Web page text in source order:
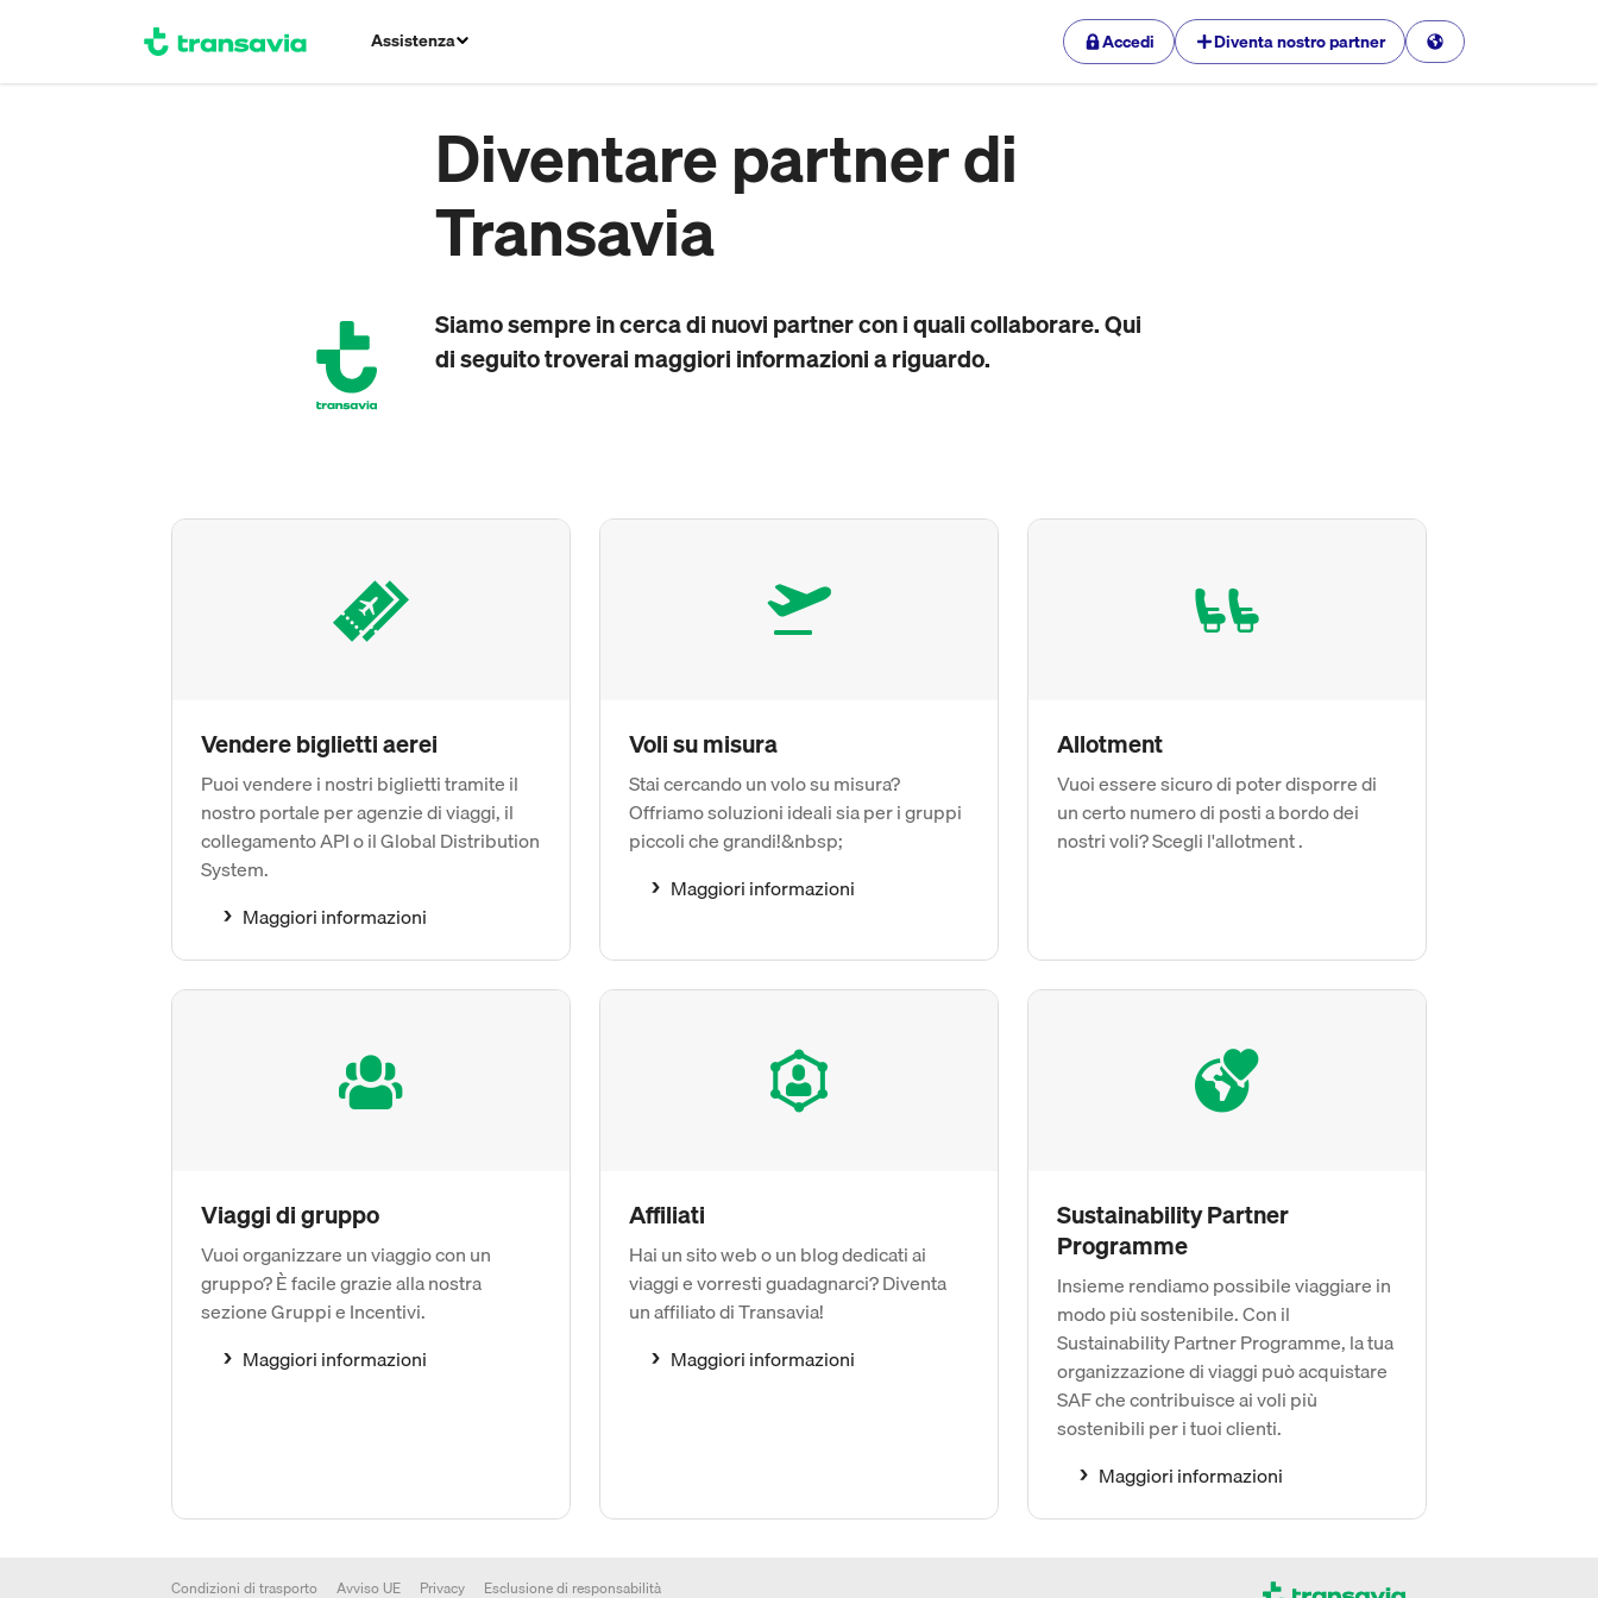
Assistenza Accedi Diventa nostro partner
Diventare partner di
Transavia
Siamo sempre in cerca di nuovi partner con i quali collaborare. Qui
di seguito troverai maggiori informazioni a riguardo.
Vendere biglietti aerei
Puoi vendere i nostri biglietti tramite il
nostro portale per agenzie di viaggi, il
collegamento API o il Global Distribution
System.
Maggiori informazioni
Voli su misura
Stai cercando un volo su misura?
Offriamo soluzioni ideali sia per i gruppi
piccoli che grandi!&nbsp;
Maggiori informazioni
Allotment
Vuoi essere sicuro di poter disporre di
un certo numero di posti a bordo dei
nostri voli? Scegli l'allotment .
Viaggi di gruppo
Vuoi organizzare un viaggio con un
gruppo? È facile grazie alla nostra
sezione Gruppi e Incentivi.
Maggiori informazioni
Affiliati
Hai un sito web o un blog dedicati ai
viaggi e vorresti guadagnarci? Diventa
un affiliato di Transavia!
Maggiori informazioni
Sustainability Partner
Programme
Insieme rendiamo possibile viaggiare in
modo più sostenibile. Con il
Sustainability Partner Programme, la tua
organizzazione di viaggi può acquistare
SAF che contribuisce ai voli più
sostenibili per i tuoi clienti.
Maggiori informazioni
Condizioni di trasporto Avviso UE Privacy Esclusione di responsabilità